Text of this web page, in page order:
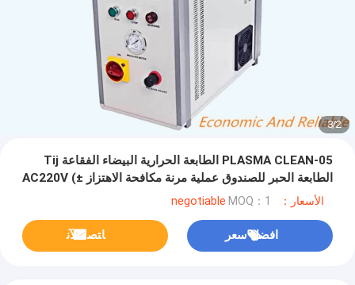
2
/
3
PLASMA CLEAN-05 الطابعة الحرارية البيضاء الفقاعة Tij
الطابعة الحبر للصندوق عملية مرنة مكافحة الاهتزاز AC220V (±
20٪) 25-30kHz
الأسعار：negotiable MOQ：1
افضل سعر ﺎﺘﺼﻟ ﺍﻶﻧ